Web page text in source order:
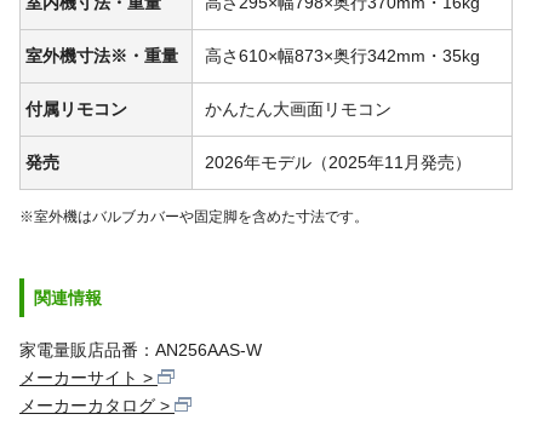
室外機寸法※・重量 高さ610×幅873×奥行342mm・35kg
付属リモコン かんたん大画面リモコン
発売 2026年モデル（2025年11月発売）
※室外機はバルブカバーや固定脚を含めた寸法です。
関連情報
家電量販店品番：AN256AAS-W
メーカーサイト
メーカーカタログ